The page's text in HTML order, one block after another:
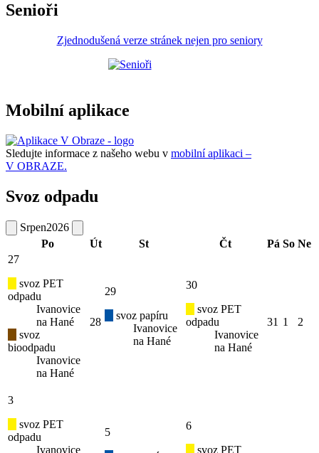
Senioři
Zjednodušená verze stránek nejen pro seniory
Mobilní aplikace
Sledujte informace z našeho webu v mobilní aplikaci –
V OBRAZE.
Svoz odpadu
Srpen2026
Po
Út St Čt Pá So Ne
27
svoz PET
odpadu
Ivanovice
na Hané
svoz
bioodpadu
Ivanovice
na Hané
28
29
svoz papíru
Ivanovice
na Hané
30
svoz PET
odpadu
Ivanovice
na Hané
31 1 2
3
svoz PET
odpadu
Ivanovice
5
6
svoz PET